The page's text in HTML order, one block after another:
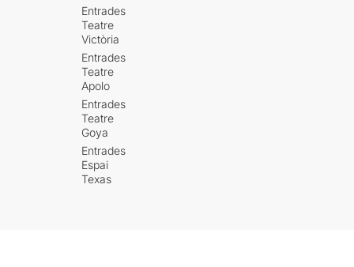
Entrades
Teatre
Victòria
Entrades
Teatre
Apolo
Entrades
Teatre
Goya
Entrades
Espai
Texas